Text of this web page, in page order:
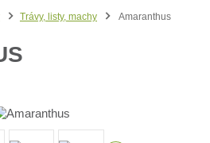
Trávy, listy, machy Amaranthus